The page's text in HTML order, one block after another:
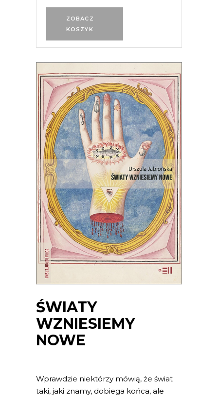
ZOBACZ
KOSZYK
ŚWIATY
WZNIESIEMY
NOWE
Wprawdzie niektórzy mówią, że świat
taki, jaki znamy, dobiega końca, ale